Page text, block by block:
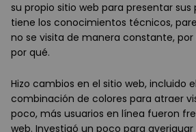
su propio sitio web para presentar sus
tiene los conocimientos técnicos,
no se visita de manera constante,
por qué.
Hizo cambios en el sitio web, incluido
combinación de colores para atraer
poco, más usuarios en línea fueron
web. Investigó un poco para